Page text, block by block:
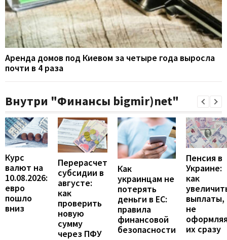
Аренда домов под Киевом за четыре года выросла
почти в 4 раза
Внутри "Финансы bigmir)net"
Курс
валют на
10.08.2026:
евро
пошло
вниз
Перерасчет
субсидии в
августе:
как
проверить
новую
сумму
через ПФУ
Как
украинцам не
потерять
деньги в ЕС:
правила
финансовой
безопасности
Пенсия в
Украине:
как
выплаты,
не
их сразу